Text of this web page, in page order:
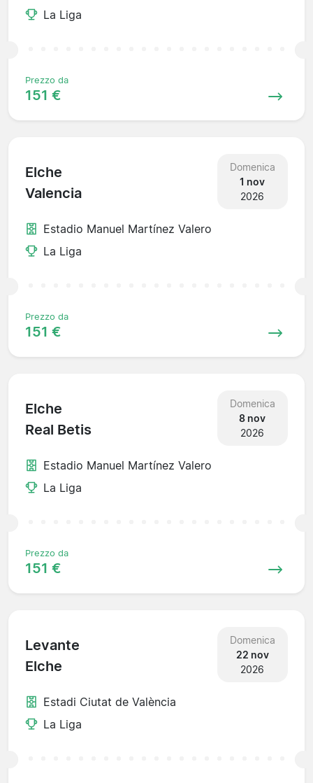
La Liga
Prezzo da
151 €
Elche
Valencia
Domenica
1 nov
2026
Estadio Manuel Martínez Valero
La Liga
Prezzo da
151 €
Elche
Real Betis
Domenica
8 nov
2026
Estadio Manuel Martínez Valero
La Liga
Prezzo da
151 €
Levante
Elche
Domenica
22 nov
2026
Estadi Ciutat de València
La Liga